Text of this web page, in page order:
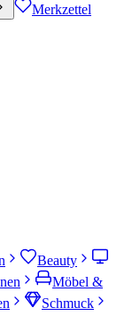
Merkzettel
Beauty
Möbel &
Schmuck